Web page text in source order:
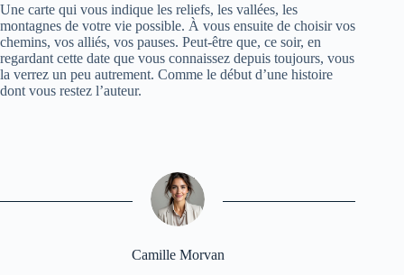
Une carte qui vous indique les reliefs, les vallées, les
montagnes de votre vie possible. À vous ensuite de choisir vos
chemins, vos alliés, vos pauses. Peut‑être que, ce soir, en
regardant cette date que vous connaissez depuis toujours, vous
la verrez un peu autrement. Comme le début d’une histoire
dont vous restez l’auteur.
Camille Morvan